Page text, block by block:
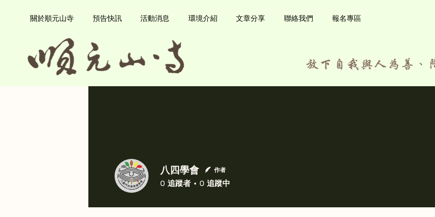
關於順元山寺 預告快訊 活動消息 環境介紹 文章分享 聯絡我們 報名專區
八四學會 作者
0 追蹤者 0 追蹤中